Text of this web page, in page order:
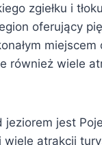
zgiełku i
oferujący
również wiele
jest
atrakcji